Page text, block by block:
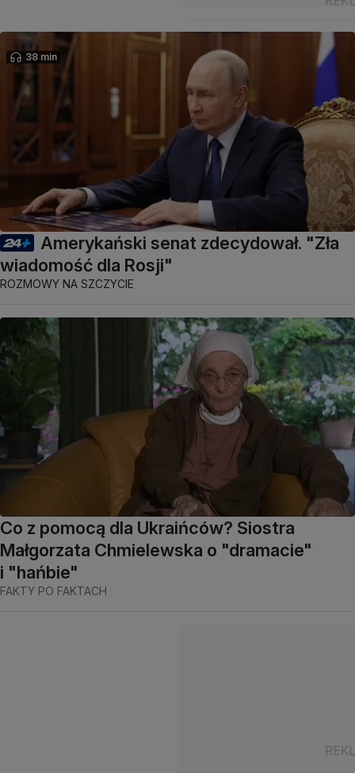
38 min
Amerykański senat zdecydował. "Zła
wiadomość dla Rosji"
ROZMOWY NA SZCZYCIE
Co z pomocą dla Ukraińców? Siostra
Małgorzata Chmielewska o "dramacie"
i "hańbie"
FAKTY PO FAKTACH